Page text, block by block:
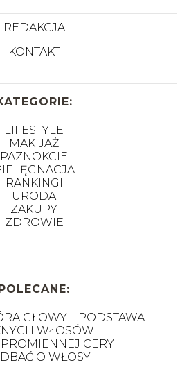
REDAKCJA
KONTAKT
LIFESTYLE
MAKIJAŻ
PAZNOKCIE
RANKINGI
URODA
ZAKUPY
ZDROWIE
GŁOWY – PODSTAWA
WŁOSÓW
PROMIENNEJ CERY
O WŁOSY